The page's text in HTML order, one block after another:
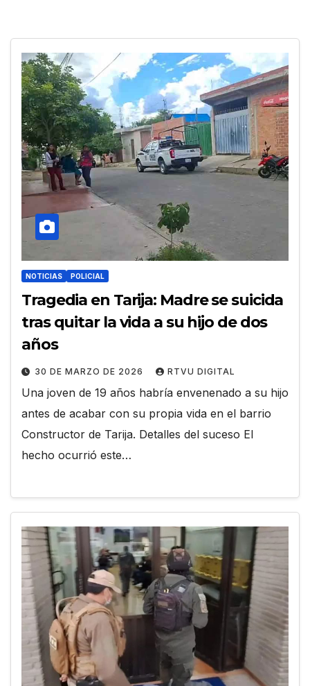
NOTICIAS POLICIAL
Tragedia en Tarija: Madre se suicida
tras quitar la vida a su hijo de dos
años
30 DE MARZO DE 2026 RTVU DIGITAL
Una joven de 19 años habría envenenado a su hijo
antes de acabar con su propia vida en el barrio
Constructor de Tarija. Detalles del suceso El
hecho ocurrió este…